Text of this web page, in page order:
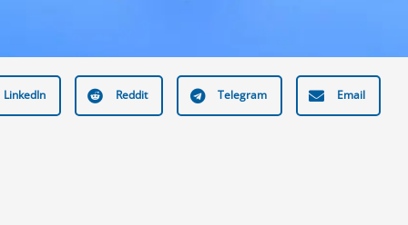
LinkedIn Reddit Telegram Email